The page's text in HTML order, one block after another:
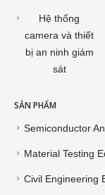
Hệ thống
camera và thiết
bị an ninh giám
sát
SẢN PHẨM
Semiconductor
Material Testing
Civil Engineering